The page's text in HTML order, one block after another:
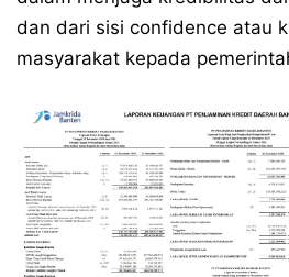
dan dari sisi confidence atau
masyarakat kepada